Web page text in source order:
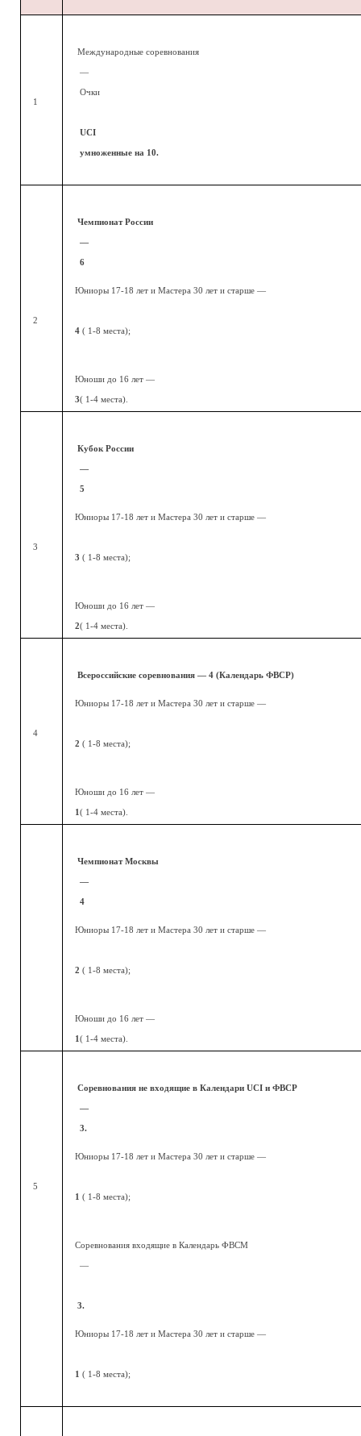
1
Международные соревнования
—
Очки
UCI
умноженные на 10.
Чемпионат России
—
6
2
Юниоры 17-18 лет и Мастера 30 лет и старше —
4 ( 1-8 места);
Юноши до 16 лет —
3( 1-4 места).
Кубок России
—
5
3
Юниоры 17-18 лет и Мастера 30 лет и старше —
3 ( 1-8 места);
Юноши до 16 лет —
2( 1-4 места).
Всероссийские соревнования — 4 (Календарь ФВСР)
4
Юниоры 17-18 лет и Мастера 30 лет и старше —
2 ( 1-8 места);
Юноши до 16 лет —
1 ( 1-4 места).
Чемпионат Москвы
—
4
Юниоры 17-18 лет и Мастера 30 лет и старше —
2 ( 1-8 места);
Юноши до 16 лет —
1 ( 1-4 места).
Соревнования не входящие в Календари UCI и ФВСР
—
3.
5
Юниоры 17-18 лет и Мастера 30 лет и старше —
1 ( 1-8 места);
Соревнования входящие в Календарь ФВСМ
—
3.
Юниоры 17-18 лет и Мастера 30 лет и старше —
1 ( 1-8 места);